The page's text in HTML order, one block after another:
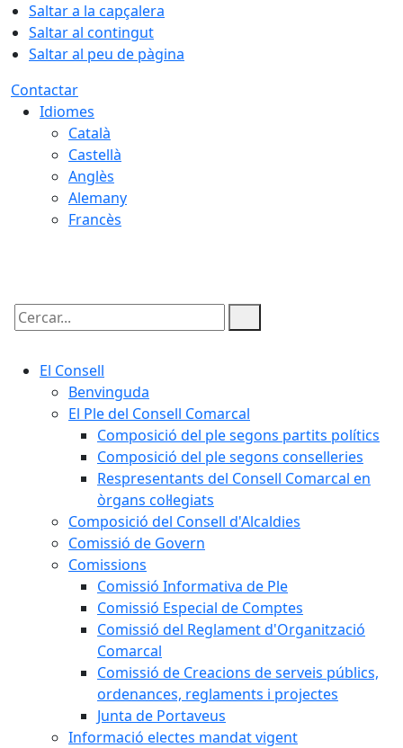
Saltar a la capçalera
Saltar al contingut
Saltar al peu de pàgina
Contactar
Idiomes
Català
Castellà
Anglès
Alemany
Francès
Cercar:
El Consell
Benvinguda
El Ple del Consell Comarcal
Composició del ple segons partits polítics
Composició del ple segons conselleries
Respresentants del Consell Comarcal en
òrgans col·legiats
Composició del Consell d'Alcaldies
Comissió de Govern
Comissions
Comissió Informativa de Ple
Comissió Especial de Comptes
Comissió del Reglament d'Organització
Comarcal
Comissió de Creacions de serveis públics,
ordenances, reglaments i projectes
Junta de Portaveus
Informació electes mandat vigent